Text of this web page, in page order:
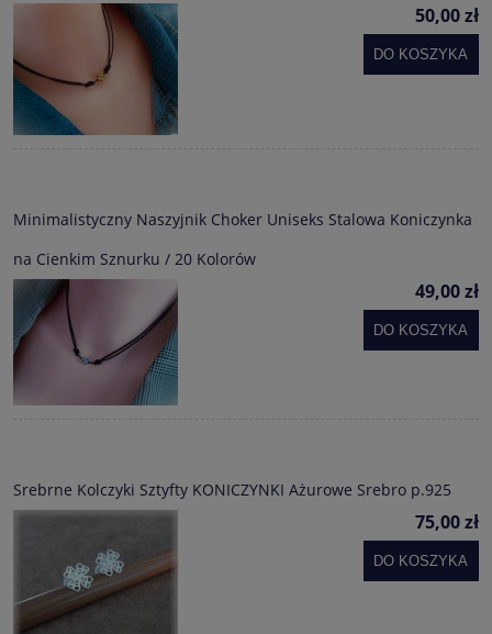
50,00 zł
DO KOSZYKA
Minimalistyczny Naszyjnik Choker Uniseks Stalowa Koniczynka
na Cienkim Sznurku / 20 Kolorów
49,00 zł
DO KOSZYKA
Srebrne Kolczyki Sztyfty KONICZYNKI Ażurowe Srebro p.925
75,00 zł
DO KOSZYKA